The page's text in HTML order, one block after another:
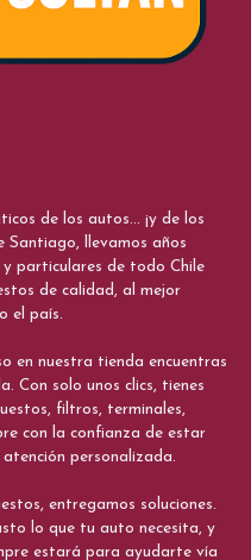
de los autos... ¡y de los
Santiago, llevamos años
particulares de todo Chile
de calidad, al mejor
el país.
en nuestra tienda encuentras
Con solo unos clics, tienes
filtros, terminales,
con la confianza de estar
personalizada.
entregamos soluciones.
lo que tu auto necesita, y
estará para ayudarte vía